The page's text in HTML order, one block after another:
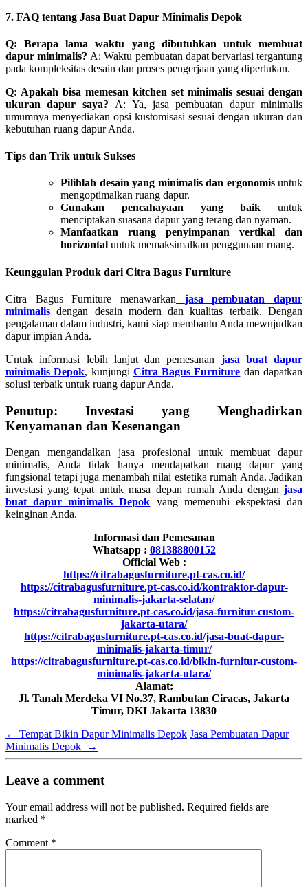
7. FAQ tentang Jasa Buat Dapur Minimalis Depok
Q: Berapa lama waktu yang dibutuhkan untuk membuat
dapur minimalis? A: Waktu pembuatan dapat bervariasi tergantung
pada kompleksitas desain dan proses pengerjaan yang diperlukan.
Q: Apakah bisa memesan kitchen set minimalis sesuai dengan
ukuran dapur saya? A: Ya, jasa pembuatan dapur minimalis
umumnya menyediakan opsi kustomisasi sesuai dengan ukuran dan
kebutuhan ruang dapur Anda.
Tips dan Trik untuk Sukses
Pilihlah desain yang minimalis dan ergonomisuntuk
mengoptimalkan ruang dapur.
Gunakan pencahayaan yang baik untuk
menciptakan suasana dapur yang terang dan nyaman.
Manfaatkan ruang penyimpanan vertikal dan
horizontal untuk memaksimalkan penggunaan ruang.
Keunggulan Produk dari Citra Bagus Furniture
Citra Bagus Furniture menawarkan
jasa pembuatan dapur
minimalis dengan desain modern dan kualitas terbaik. Dengan
pengalaman dalam industri, kami siap membantu Anda mewujudkan
dapur impian Anda.
Untuk informasi lebih lanjut dan pemesanan jasa buat dapur
minimalis Depok, kunjungi Citra Bagus Furniture dan dapatkan
solusi terbaik untuk ruang dapur Anda.
Penutup: Investasi yang Menghadirkan
Kenyamanan dan Kesenangan
Dengan mengandalkan jasa profesional untuk membuat dapur
minimalis, Anda tidak hanya mendapatkan ruang dapur yang
fungsional tetapi juga menambah nilai estetika rumah Anda. Jadikan
investasi yang tepat untuk masa depan rumah Anda dengan jasa
buat dapur minimalis Depok yang memenuhi ekspektasi dan
keinginan Anda.
Informasi dan Pemesanan
Whatsapp : 081388800152
Official Web :
https://citrabagusfurniture.pt-cas.co.id/
https://citrabagusfurniture.pt-cas.co.id/kontraktor-dapur-
minimalis-jakarta-selatan/
https://citrabagusfurniture.pt-cas.co.id/jasa-furnitur-custom-
jakarta-utara/
https://citrabagusfurniture.pt-cas.co.id/jasa-buat-dapur-
minimalis-jakarta-timur/
https://citrabagusfurniture.pt-cas.co.id/bikin-furnitur-custom-
minimalis-jakarta-utara/
Alamat:
Jl. Tanah Merdeka VI No.37, Rambutan Ciracas, Jakarta
Timur, DKI Jakarta 13830
← Tempat Bikin Dapur Minimalis Depok Jasa Pembuatan Dapur
Minimalis Depok
→
Leave a comment
Your email address will not be published. Required fields are
marked *
Comment *